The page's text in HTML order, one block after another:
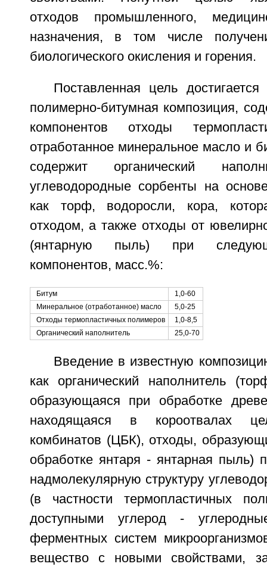
отходов промышленного,
назначения, в том числе
биологического окисления и горения.
Поставленная цель
полимерно-битумная композиция,
компонентов отходы
отработанное минеральное масло и
содержит органический
углеводородные сорбенты на
как торф, водоросли, кора,
отходом, а также отходы от
(янтарную пыль) при
компонентов, масс.%:
Битум
1,0-60
Минеральное (отработанное) масло
5,0-25
Отходы термопластичных полимеров
1,0-8,5
Органический наполнитель
25,0-70
Введение в известную
как органический наполнитель
образующаяся при обработке
находящаяся в короотвалах
комбинатов (ЦБК), отходы,
обработке янтаря - янтарная пыль)
надмолекулярную структуру
(в частности термопластичных
доступными углерод -
ферментных систем
вещество с новыми свойствами,